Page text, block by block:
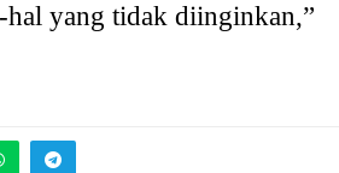
hal yang tidak diinginkan,”